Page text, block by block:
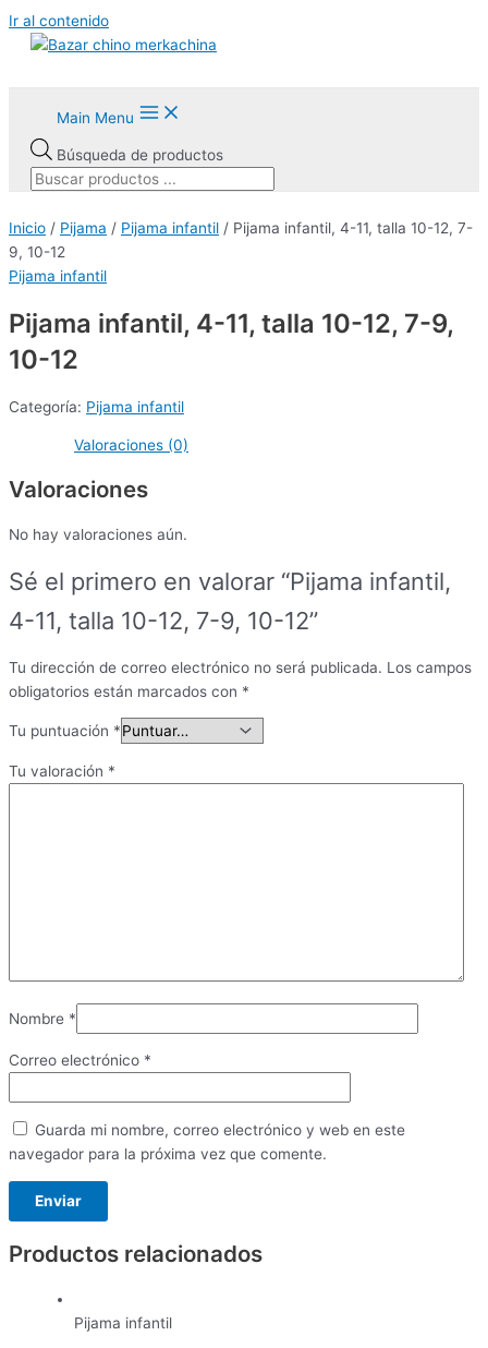
Ir al contenido
Main Menu
Búsqueda de productos
Inicio / Pijama / Pijama infantil / Pijama infantil, 4-11, talla 10-12, 7-
9, 10-12
Pijama infantil
Pijama infantil, 4-11, talla 10-12, 7-9,
10-12
Categoría: Pijama infantil
Valoraciones (0)
Valoraciones
No hay valoraciones aún.
Sé el primero en valorar “Pijama infantil,
4-11, talla 10-12, 7-9, 10-12”
Tu dirección de correo electrónico no será publicada. Los campos
obligatorios están marcados con *
Tu puntuación *
Tu valoración *
Nombre *
Correo electrónico *
Guarda mi nombre, correo electrónico y web en este
navegador para la próxima vez que comente.
Productos relacionados
Pijama infantil